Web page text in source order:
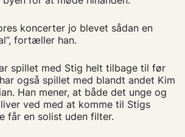
koncerter jo blevet sådan en
fortæller han.
spillet med Stig helt tilbage til før
også spillet med blandt andet Kim
Han mener, at både det unge og
ved med at komme til Stigs
får en solist uden filter.